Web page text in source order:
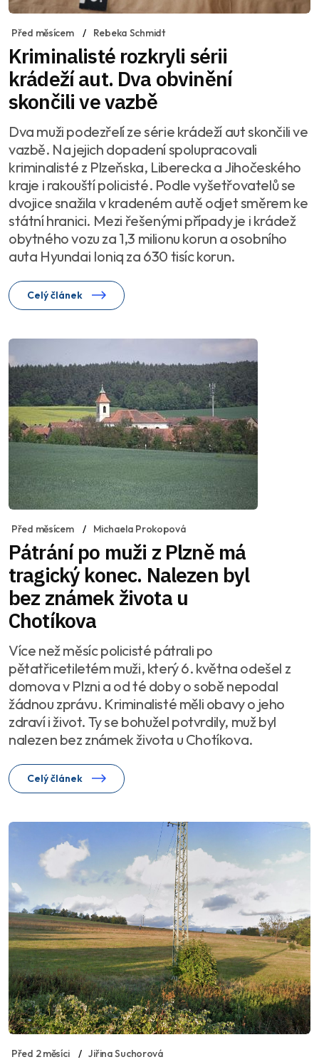
Před měsícem Rebeka Schmidt
Kriminalisté rozkryli sérii
krádeží aut. Dva obvinění
skončili ve vazbě
Dva muži podezřelí ze série krádeží aut skončili ve
vazbě. Na jejich dopadení spolupracovali
kriminalisté z Plzeňska, Liberecka a Jihočeského
kraje i rakouští policisté. Podle vyšetřovatelů se
dvojice snažila v kradeném autě odjet směrem ke
státní hranici. Mezi řešenými případy je i krádež
obytného vozu za 1,3 milionu korun a osobního
auta Hyundai Ioniq za 630 tisíc korun.
Celý článek
Před měsícem Michaela Prokopová
Pátrání po muži z Plzně má
tragický konec. Nalezen byl
bez známek života u
Chotíkova
Více než měsíc policisté pátrali po
pětatřicetiletém muži, který 6. května odešel z
domova v Plzni a od té doby o sobě nepodal
žádnou zprávu. Kriminalisté měli obavy o jeho
zdraví i život. Ty se bohužel potvrdily, muž byl
nalezen bez známek života u Chotíkova.
Celý článek
Před 2 měsíci Jiřina Suchorová